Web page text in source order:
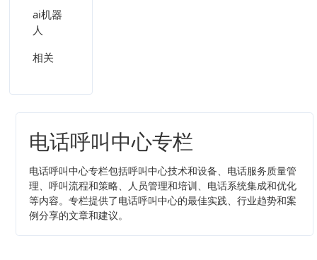
ai机器
人
相关
电话呼叫中心专栏
电话呼叫中心专栏包括呼叫中心技术和设备、电话服务质量管
理、呼叫流程和策略、人员管理和培训、电话系统集成和优化
等内容。专栏提供了电话呼叫中心的最佳实践、行业趋势和案
例分享的文章和建议。